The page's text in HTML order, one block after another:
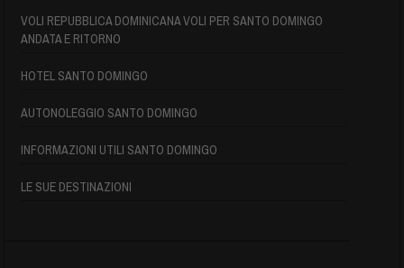
VOLI REPUBBLICA DOMINICANA VOLI PER SANTO DOMINGO
ANDATA E RITORNO
HOTEL SANTO DOMINGO
AUTONOLEGGIO SANTO DOMINGO
INFORMAZIONI UTILI SANTO DOMINGO
LE SUE DESTINAZIONI